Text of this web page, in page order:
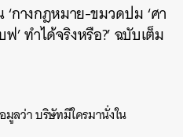
‘กางกฎหมาย-ขมวดปม ‘ศา
’ ทำได้จริงหรือ?’ ฉบับเต็ม
มูลว่า บริษัทมีใครมานั่งใน